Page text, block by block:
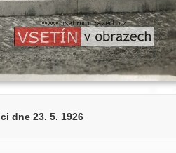
dne 23. 5. 1926